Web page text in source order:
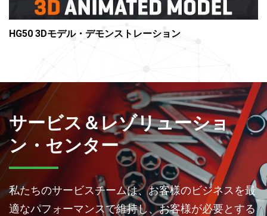
HG50 3Dモデル・デモンストレーション
サービス＆レゾリューショ
ン・センター
私たちのサービスチームは、お客様のビジネスを最
適なパフォーマンスで維持し、お客様が必要とする